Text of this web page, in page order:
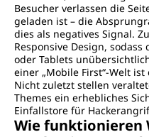
Besucher verlassen die
geladen ist – die
dies als negatives Signal.
Responsive Design,
oder Tablets
einer „Mobile First“-Welt
Nicht zuletzt stellen
Themes ein erhebliches
Einfallstore für
Wie funktionieren